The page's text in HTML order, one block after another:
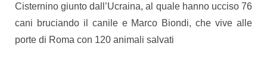
Cisternino giunto dall’Ucraina, al quale hanno ucciso 76
cani bruciando il canile e Marco Biondi, che vive alle
porte di Roma con 120 animali salvati